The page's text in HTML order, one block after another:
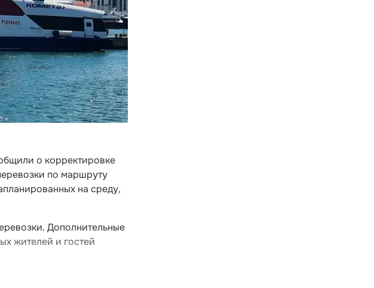
о корректировке
по маршруту
на среду,
Дополнительные
жителей и гостей